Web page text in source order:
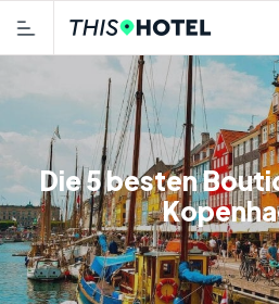
Die 5 besten